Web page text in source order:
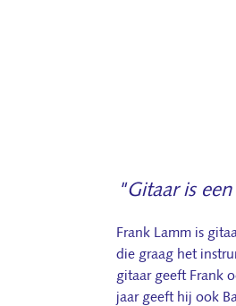
"Gitaar is
Frank Lamm is
die graag het
gitaar geeft Frank
jaar geeft hij ook